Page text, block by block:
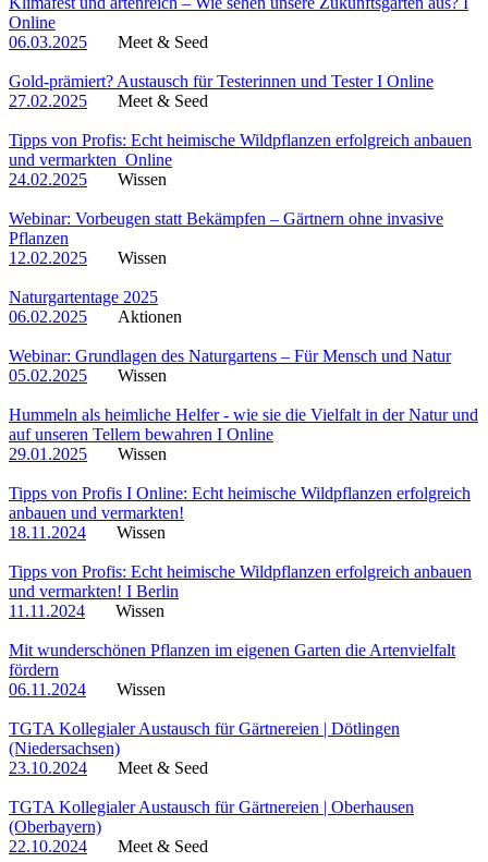
Online
06.03.2025
Meet & Seed
Gold-prämiert? Austausch für Testerinnen und Tester I Online
27.02.2025
Meet & Seed
Tipps von Profis: Echt heimische Wildpflanzen erfolgreich anbauen
und vermarkten_Online
24.02.2025
Wissen
Webinar: Vorbeugen statt Bekämpfen – Gärtnern ohne invasive
Pflanzen
12.02.2025
Wissen
Naturgartentage 2025
06.02.2025
Aktionen
Webinar: Grundlagen des Naturgartens – Für Mensch und Natur
05.02.2025
Wissen
Hummeln als heimliche Helfer - wie sie die Vielfalt in der Natur und
auf unseren Tellern bewahren I Online
29.01.2025
Wissen
Tipps von Profis I Online: Echt heimische Wildpflanzen erfolgreich
anbauen und vermarkten!
18.11.2024
Wissen
Tipps von Profis: Echt heimische Wildpflanzen erfolgreich anbauen
und vermarkten! I Berlin
11.11.2024
Wissen
Mit wunderschönen Pflanzen im eigenen Garten die Artenvielfalt
fördern
06.11.2024
Wissen
TGTA Kollegialer Austausch für Gärtnereien | Dötlingen
(Niedersachsen)
23.10.2024
Meet & Seed
TGTA Kollegialer Austausch für Gärtnereien | Oberhausen
(Oberbayern)
22.10.2024
Meet & Seed